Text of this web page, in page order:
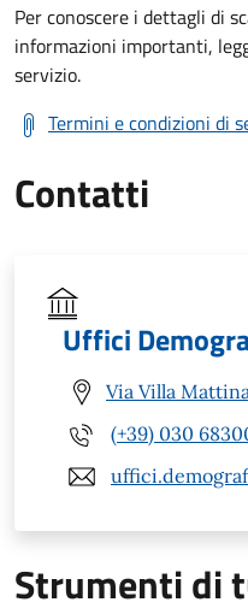
Per conoscere i dettagli di
informazioni importanti,
servizio.
Termini e condizioni di
Contatti
Uffici
Via Villa
(+39) 030
Strumenti di